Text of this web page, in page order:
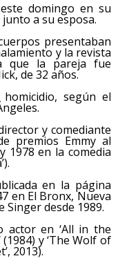
domingo en su
a su esposa.
presentaban
y la revista
que la pareja fue
de 32 años.
según el
y comediante
premios Emmy al
1978 en la comedia
en la página
en El Bronx, Nueva
Singer desde 1989.
actor en ‘All in the
(1984) y ‘The Wolf of
2013).